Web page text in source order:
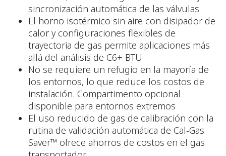
sincronización automática de las válvulas
El horno isotérmico sin aire con disipador de
calor y configuraciones flexibles de
trayectoria de gas permite aplicaciones más
allá del análisis de C6+ BTU
No se requiere un refugio en la mayoría de
los entornos, lo que reduce los costos de
instalación. Compartimento opcional
disponible para entornos extremos
El uso reducido de gas de calibración con la
rutina de validación automática de Cal-Gas
Saver™ ofrece ahorros de costos en el gas